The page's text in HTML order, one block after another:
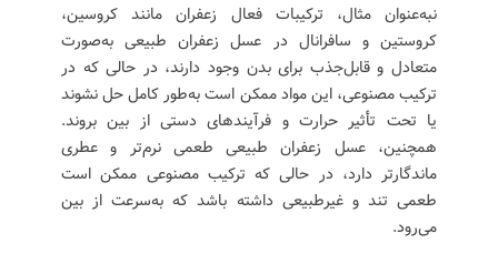
نبه‌عنوان مثال، ترکیبات فعال زعفران مانند کروسین،
کروستین و سافرانال در عسل زعفران طبیعی به‌صورت
متعادل و قابل‌جذب برای بدن وجود دارند، در حالی که در
ترکیب مصنوعی، این مواد ممکن است به‌طور کامل حل نشوند
یا تحت تأثیر حرارت و فرآیندهای دستی از بین بروند.
همچنین، عسل زعفران طبیعی طعمی نرم‌تر و عطری
ماندگارتر دارد، در حالی که ترکیب مصنوعی ممکن است
طعمی تند و غیرطبیعی داشته باشد که به‌سرعت از بین
می‌رود.